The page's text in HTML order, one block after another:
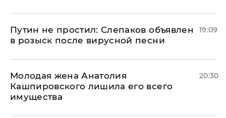
Путин не простил: Слепаков объявлен
в розыск после вирусной песни
19:09
Молодая жена Анатолия
Кашпировского лишила его всего
имущества
20:30